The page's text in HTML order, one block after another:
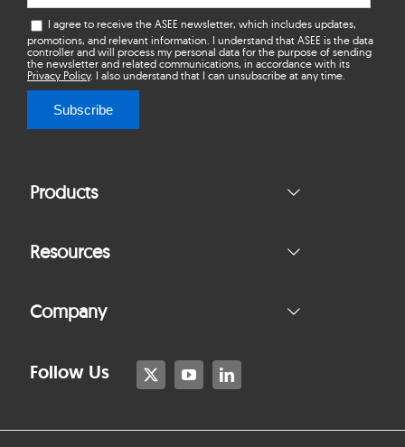
I agree to receive the ASEE newsletter, which includes updates,
promotions, and relevant information. I understand that ASEE is the data
controller and will process my personal data for the purpose of sending
the newsletter and related communications, in accordance with its
Privacy Policy. I also understand that I can unsubscribe at any time.
Subscribe
Products
Resources
Company
Follow Us